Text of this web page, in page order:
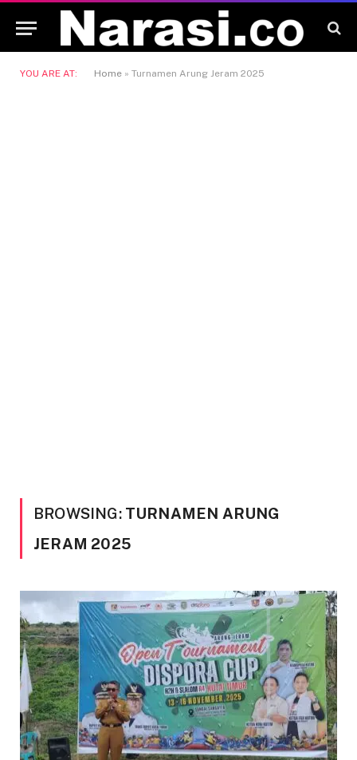
YOU ARE AT: Home » Turnamen Arung Jeram 2025
BROWSING: TURNAMEN ARUNG
JERAM 2025